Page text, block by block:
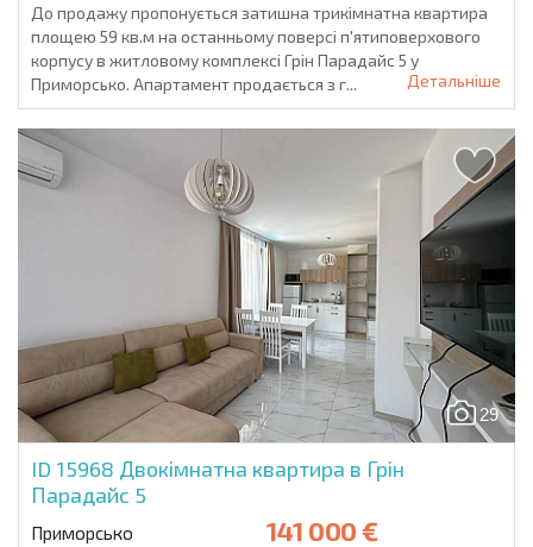
До продажу пропонується затишна трикімнатна квартира
площею 59 кв.м на останньому поверсі п'ятиповерхового
корпусу в житловому комплексі Грін Парадайс 5 у
Приморсько. Апартамент продається з г...
Детальніше
29
ID 15968 Двокімнатна квартира в Грін
Парадайс 5
Приморсько 141 000 €